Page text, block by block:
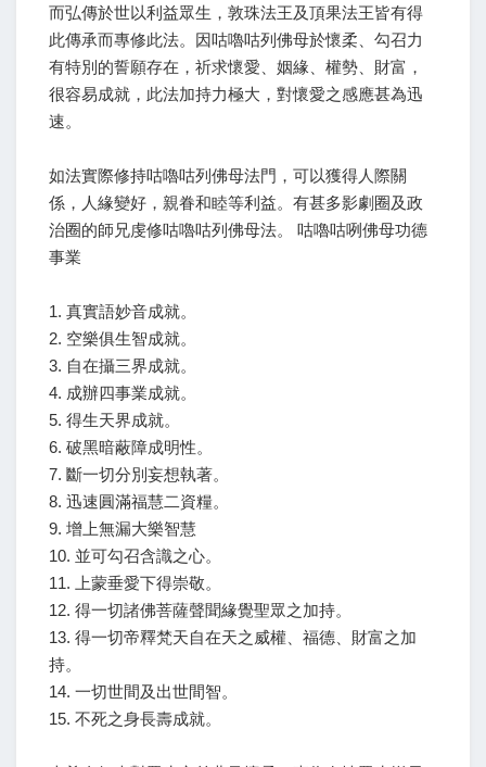
而弘傳於世以利益眾生，敦珠法王及頂果法王皆有得
此傳承而專修此法。因咕嚕咕列佛母於懷柔、勾召力
有特別的誓願存在，祈求懷愛、姻緣、權勢、財富，
很容易成就，此法加持力極大，對懷愛之感應甚為迅
速。
如法實際修持咕嚕咕列佛母法門，可以獲得人際關
係，人緣變好，親眷和睦等利益。有甚多影劇圈及政
治圈的師兄虔修咕嚕咕列佛母法。 咕嚕咕咧佛母功德
事業
1. 真實語妙音成就。
2. 空樂俱生智成就。
3. 自在攝三界成就。
4. 成辦四事業成就。
5. 得生天界成就。
6. 破黑暗蔽障成明性。
7. 斷一切分別妄想執著。
8. 迅速圓滿福慧二資糧。
9. 增上無漏大樂智慧
10. 並可勾召含識之心。
11. 上蒙垂愛下得崇敬。
12. 得一切諸佛菩薩聲聞緣覺聖眾之加持。
13. 得一切帝釋梵天自在天之威權、福德、財富之加
持。
14. 一切世間及出世間智。
15. 不死之身長壽成就。